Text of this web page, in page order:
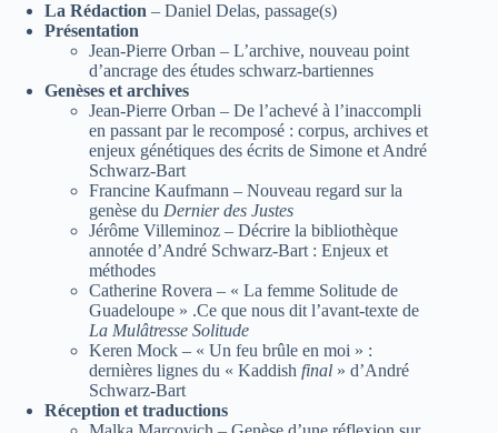
La Rédaction – Daniel Delas, passage(s)
Présentation
Jean-Pierre Orban – L’archive, nouveau point
d’ancrage des études schwarz-bartiennes
Genèses et archives
Jean-Pierre Orban – De l’achevé à l’inaccompli
en passant par le recomposé : corpus, archives et
enjeux génétiques des écrits de Simone et André
Schwarz-Bart
Francine Kaufmann – Nouveau regard sur la
genèse du Dernier des Justes
Jérôme Villeminoz – Décrire la bibliothèque
annotée d’André Schwarz-Bart : Enjeux et
méthodes
Catherine Rovera – « La femme Solitude de
Guadeloupe » .Ce que nous dit l’avant-texte de
La Mulâtresse Solitude
Keren Mock – « Un feu brûle en moi » :
dernières lignes du « Kaddish final » d’André
Schwarz-Bart
Réception et traductions